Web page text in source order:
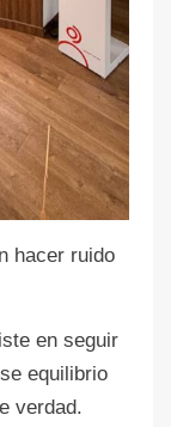
hacer ruido
en seguir
equilibrio
verdad.